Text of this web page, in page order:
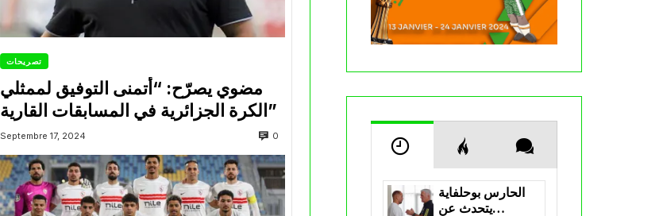
تصريحات
مضوي يصرّح: “أتمنى التوفيق لممثلي
الكرة الجزائرية في المسابقات القارية”
Septembre 17, 2024 0
الحارس بوحلفاية
يتحدث عن